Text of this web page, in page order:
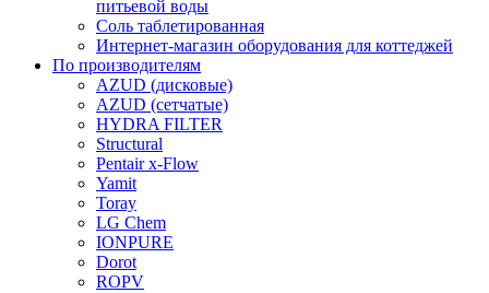
питьевой воды
Соль таблетированная
Интернет-магазин оборудования для коттеджей
По производителям
AZUD (дисковые)
AZUD (сетчатые)
HYDRA FILTER
Structural
Pentair x-Flow
Yamit
Toray
LG Chem
IONPURE
Dorot
ROPV